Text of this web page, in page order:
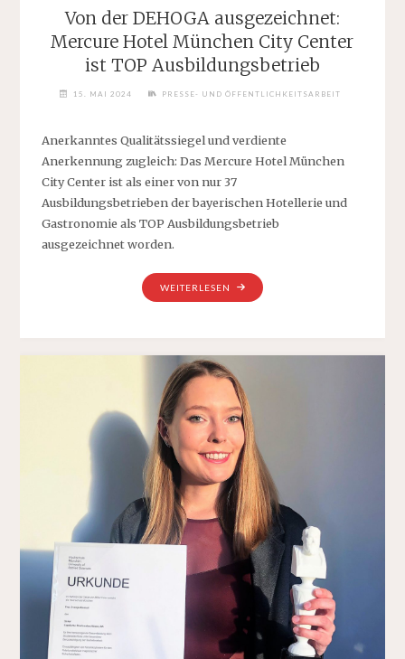
Von der DEHOGA ausgezeichnet:
Mercure Hotel München City Center
ist TOP Ausbildungsbetrieb
15. MAI 2024 PRESSE- UND ÖFFENTLICHKEITSARBEIT
Anerkanntes Qualitätssiegel und verdiente
Anerkennung zugleich: Das Mercure Hotel München
City Center ist als einer von nur 37
Ausbildungsbetrieben der bayerischen Hotellerie und
Gastronomie als TOP Ausbildungsbetrieb
ausgezeichnet worden.
WEITERLESEN
"VON
DER
AUSGEZEICHNET:
MERCURE
HOTEL
MÜNCHEN
CITY
CENTER
IST
TOP
AUSBILDUNGSBETRIEB"